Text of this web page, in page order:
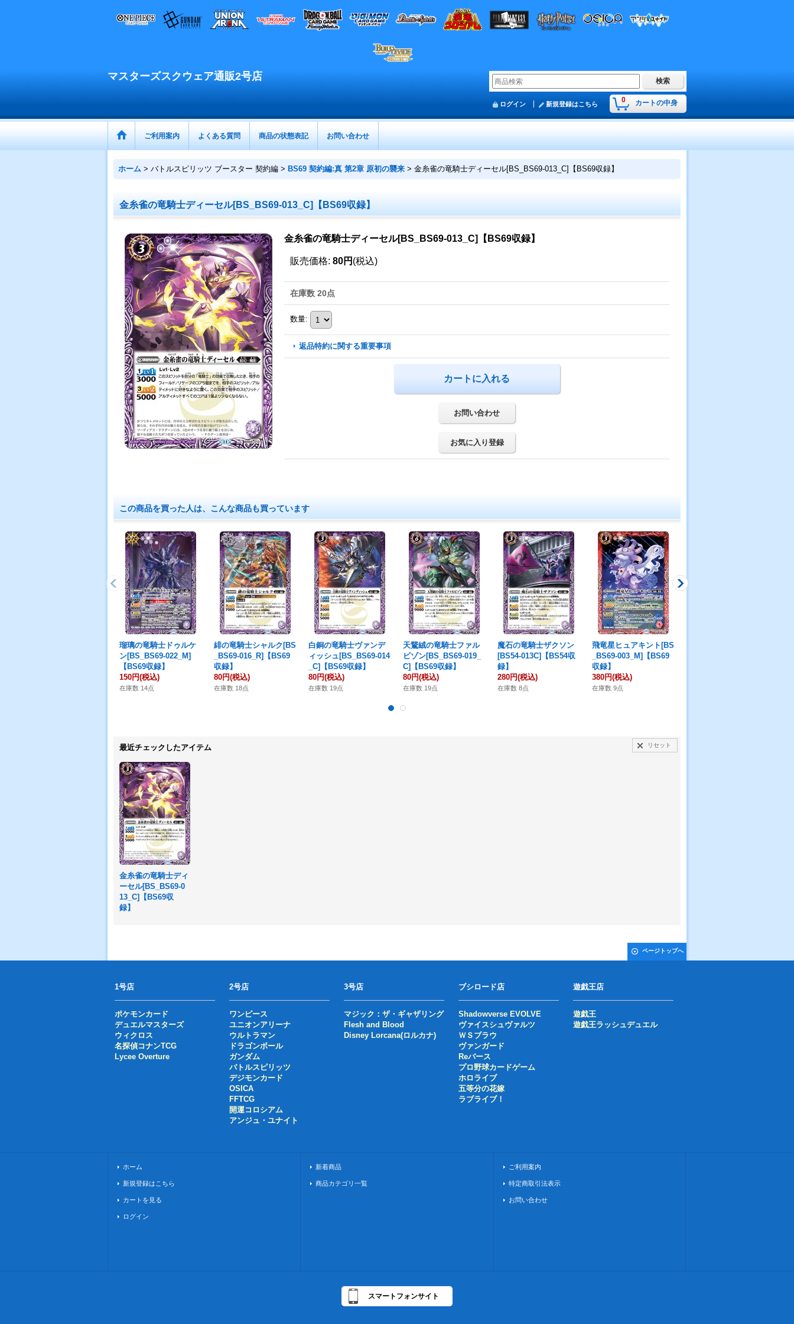
マスターズスクウェア通販2号店
0 カートの中身
ログイン 新規登録はこちら
ご利用案内 よくある質問 商品の状態表記 お問い合わせ
ホーム > バトルスピリッツ ブースター 契約編 > BS69 契約編:真 第2章 原初の襲来 > 金糸雀の竜騎士ディーセル[BS_BS69-013_C]【BS69収録】
金糸雀の竜騎士ディーセル[BS_BS69-013_C]【BS69収録】
金糸雀の竜騎士ディーセル[BS_BS69-013_C]【BS69収録】
販売価格: 80円 (税込)
在庫数 20点
数量:
返品特約に関する重要事項
お問い合わせ
お気に入り登録
この商品を買った人は、こんな商品も買っています
瑠璃の竜騎士ドゥルケ
ン[BS_BS69-022_M]
【BS69収録】
150円(税込)
在庫数 14点
緋の竜騎士シャルク[BS
_BS69-016_R]【BS69
収録】
80円(税込)
在庫数 18点
白銅の竜騎士ヴァンデ
ィッシュ[BS_BS69-014
_C]【BS69収録】
80円(税込)
在庫数 19点
天鵞絨の竜騎士ファル
ビゾン[BS_BS69-019_
C]【BS69収録】
80円(税込)
在庫数 19点
魔石の竜騎士ザクソン
[BS54-013C]【BS54収
録】
280円(税込)
在庫数 8点
飛竜星ヒュアキント[BS
_BS69-003_M]【BS69
収録】
380円(税込)
在庫数 9点
最近チェックしたアイテム リセット
金糸雀の竜騎士ディ
ーセル[BS_BS69-0
13_C]【BS69収
録】
ページトップへ
1号店
ポケモンカード
デュエルマスターズ
ウィクロス
名探偵コナンTCG
Lycee Overture
2号店
ワンピース
ユニオンアリーナ
ウルトラマン
ドラゴンボール
ガンダム
バトルスピリッツ
デジモンカード
OSICA
FFTCG
開運コロシアム
アンジュ・ユナイト
3号店
マジック：ザ・ギャザリング
Flesh and Blood
Disney Lorcana(ロルカナ)
ブシロード店
Shadowverse EVOLVE
ヴァイスシュヴァルツ
ＷＳブラウ
ヴァンガード
Reバース
プロ野球カードゲーム
ホロライブ
五等分の花嫁
ラブライブ！
遊戯王店
遊戯王
遊戯王ラッシュデュエル
ホーム
新規登録はこちら
カートを見る
ログイン
新着商品
商品カテゴリ一覧
ご利用案内
特定商取引法表示
お問い合わせ
スマートフォンサイト